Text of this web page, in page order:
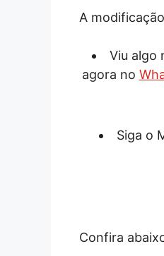
A
Viu algo
agora no
Siga o
Confira